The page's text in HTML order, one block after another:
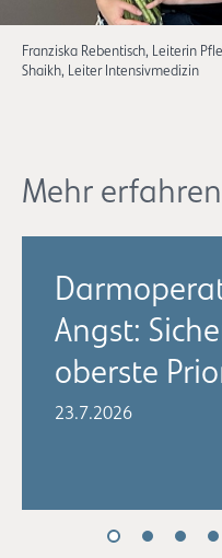
Franziska Rebentisch, Leiterin
Shaikh, Leiter Intensivmedizin
Mehr erfahren
Angst:
oberste
23.7.2026